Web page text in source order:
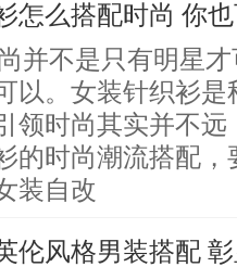
怎么搭配时尚 你
并不是只有明星
以。女装针织衫
领时尚其实并不
的时尚潮流搭配，
装自改
伦风格男装搭配